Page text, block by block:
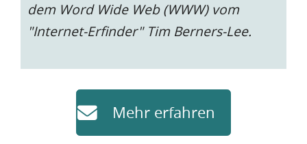
dem Word Wide Web (WWW) vom
"Internet-Erfinder" Tim Berners-Lee.
Mehr erfahren